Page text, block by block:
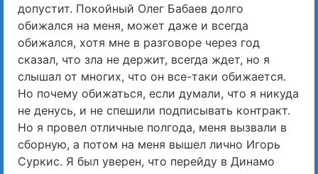
допустит. Покойный Олег Бабаев долго
обижался на меня, может даже и всегда
обижался, хотя мне в разговоре через год
сказал, что зла не держит, всегда ждет, но я
слышал от многих, что он все-таки обижается.
Но почему обижаться, если думали, что я никуда
не денусь, и не спешили подписывать контракт.
Но я провел отличные полгода, меня вызвали в
сборную, а потом на меня вышел лично Игорь
Суркис. Я был уверен, что перейду в Динамо